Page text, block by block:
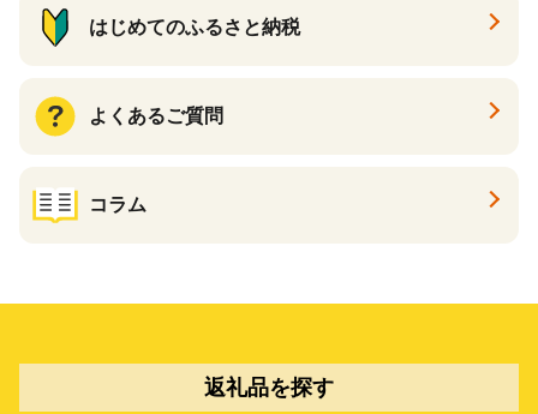
はじめてのふるさと納税
よくあるご質問
コラム
返礼品を探す